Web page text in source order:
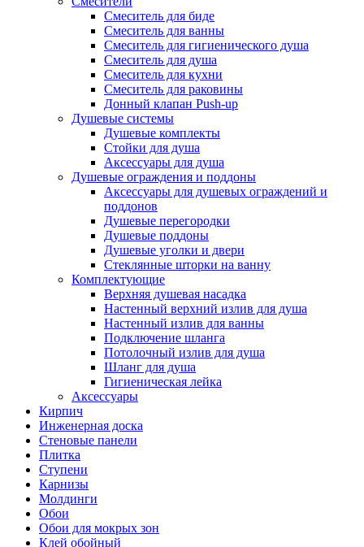
Смеситель для биде
Смеситель для ванны
Смеситель для гигиенического душа
Смеситель для душа
Смеситель для кухни
Смеситель для раковины
Донный клапан Push-up
Душевые системы
Душевые комплекты
Стойки для душа
Аксессуары для душа
Душевые ограждения и поддоны
Аксессуары для душевых ограждений и
поддонов
Душевые перегородки
Душевые поддоны
Душевые уголки и двери
Стеклянные шторки на ванну
Комплектующие
Верхняя душевая насадка
Настенный верхний излив для душа
Настенный излив для ванны
Подключение шланга
Потолочный излив для душа
Шланг для душа
Гигиеническая лейка
Аксессуары
Кирпич
Инженерная доска
Стеновые панели
Плитка
Ступени
Карнизы
Молдинги
Обои
Обои для мокрых зон
Клей обойный